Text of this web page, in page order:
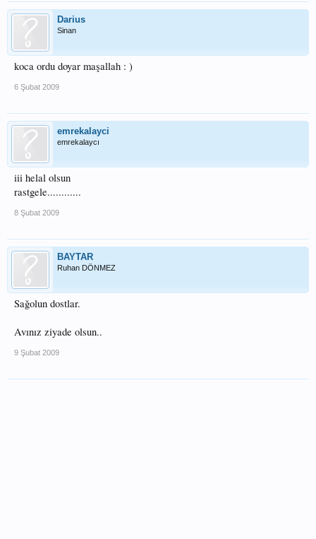
Darius
Sinan
koca ordu doyar maşallah : )
6 Şubat 2009
emrekalayci
emrekalaycı
iii helal olsun
rastgele............
8 Şubat 2009
BAYTAR
Ruhan DÖNMEZ
Sağolun dostlar.
Avınız ziyade olsun..
9 Şubat 2009